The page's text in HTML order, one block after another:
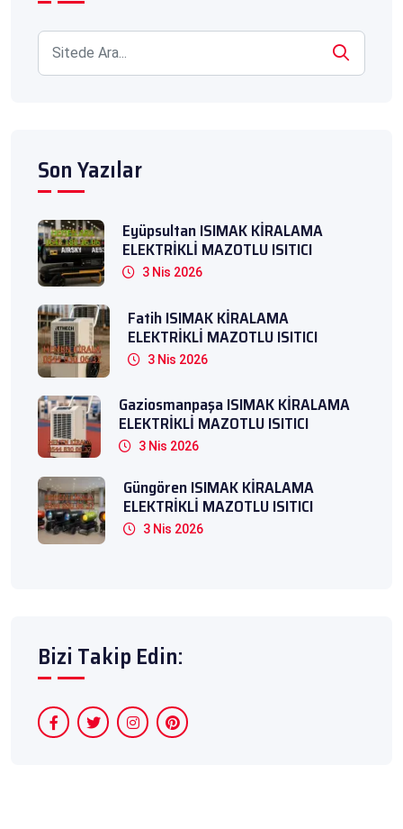
Son Yazılar
Eyüpsultan ISIMAK KİRALAMA
ELEKTRİKLİ MAZOTLU ISITICI
3 Nis 2026
Fatih ISIMAK KİRALAMA
ELEKTRİKLİ MAZOTLU ISITICI
3 Nis 2026
Gaziosmanpaşa ISIMAK KİRALAMA
ELEKTRİKLİ MAZOTLU ISITICI
3 Nis 2026
Güngören ISIMAK KİRALAMA
ELEKTRİKLİ MAZOTLU ISITICI
3 Nis 2026
Bizi Takip Edin: